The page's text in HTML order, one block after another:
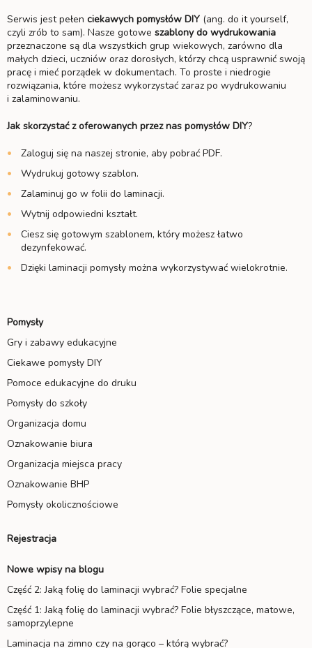
Serwis jest pełen ciekawych pomysłów DIY (ang. do it yourself,
czyli zrób to sam). Nasze gotowe szablony do wydrukowania
przeznaczone są dla wszystkich grup wiekowych, zarówno dla
małych dzieci, uczniów oraz dorosłych, którzy chcą usprawnić swoją
pracę i mieć porządek w dokumentach. To proste i niedrogie
rozwiązania, które możesz wykorzystać zaraz po wydrukowaniu
i zalaminowaniu.
Jak skorzystać z oferowanych przez nas pomysłów DIY?
Zaloguj się na naszej stronie, aby pobrać PDF.
Wydrukuj gotowy szablon.
Zalaminuj go w folii do laminacji.
Wytnij odpowiedni kształt.
Ciesz się gotowym szablonem, który możesz łatwo
dezynfekować.
Dzięki laminacji pomysły można wykorzystywać wielokrotnie.
Pomysły
Gry i zabawy edukacyjne
Ciekawe pomysły DIY
Pomoce edukacyjne do druku
Pomysły do szkoły
Organizacja domu
Oznakowanie biura
Organizacja miejsca pracy
Oznakowanie BHP
Pomysły okolicznościowe
Rejestracja
Nowe wpisy na blogu
Część 2: Jaką folię do laminacji wybrać? Folie specjalne
Część 1: Jaką folię do laminacji wybrać? Folie błyszczące, matowe,
samoprzylepne
Laminacja na zimno czy na gorąco – którą wybrać?